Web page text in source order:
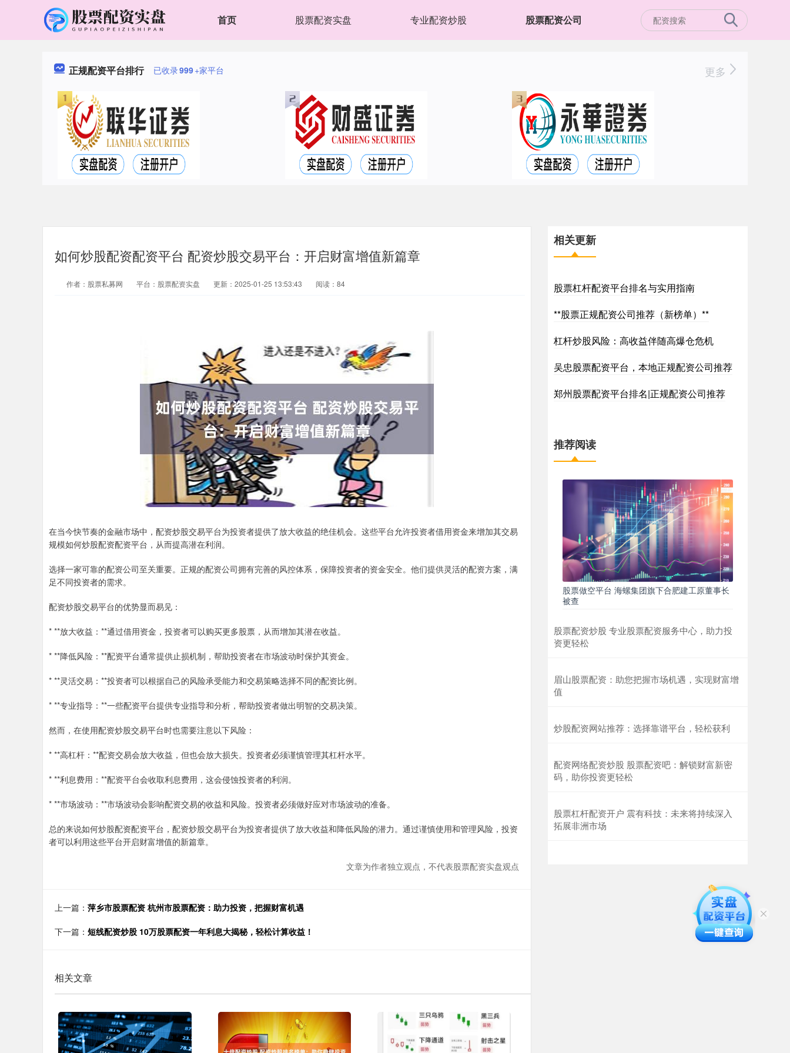
首页 股票配资实盘 专业配资炒股 股票配资公司
正规配资平台排行 已收录999+家平台 更多
如何炒股配资配资平台 配资炒股交易平台：开启财富增值新篇章
作者：股票私募网 平台：股票配资实盘 更新：2025-01-25 13:53:43 阅读：84
在当今快节奏的金融市场中，配资炒股交易平台为投资者提供了放大收益的绝佳机会。这些平台允许投资者借用资金来增加其交易
规模如何炒股配资配资平台，从而提高潜在利润。
选择一家可靠的配资公司至关重要。正规的配资公司拥有完善的风控体系，保障投资者的资金安全。他们提供灵活的配资方案，满
足不同投资者的需求。
配资炒股交易平台的优势显而易见：
* **放大收益：**通过借用资金，投资者可以购买更多股票，从而增加其潜在收益。
* **降低风险：**配资平台通常提供止损机制，帮助投资者在市场波动时保护其资金。
* **灵活交易：**投资者可以根据自己的风险承受能力和交易策略选择不同的配资比例。
* **专业指导：**一些配资平台提供专业指导和分析，帮助投资者做出明智的交易决策。
然而，在使用配资炒股交易平台时也需要注意以下风险：
* **高杠杆：**配资交易会放大收益，但也会放大损失。投资者必须谨慎管理其杠杆水平。
* **利息费用：**配资平台会收取利息费用，这会侵蚀投资者的利润。
* **市场波动：**市场波动会影响配资交易的收益和风险。投资者必须做好应对市场波动的准备。
总的来说如何炒股配资配资平台，配资炒股交易平台为投资者提供了放大收益和降低风险的潜力。通过谨慎使用和管理风险，投资
者可以利用这些平台开启财富增值的新篇章。
文章为作者独立观点，不代表股票配资实盘观点
上一篇： 萍乡市股票配资 杭州市股票配资：助力投资，把握财富机遇
下一篇： 短线配资炒股 10万股票配资一年利息大揭秘，轻松计算收益！
相关文章
相关更新
股票杠杆配资平台排名与实用指南
**股票正规配资公司推荐（新榜单）**
杠杆炒股风险：高收益伴随高爆仓危机
吴忠股票配资平台，本地正规配资公司推荐
郑州股票配资平台排名|正规配资公司推荐
推荐阅读
股票做空平台 海螺集团旗下合肥建工原董事长
被查
股票配资炒股 专业股票配资服务中心，助力投
资更轻松
眉山股票配资：助您把握市场机遇，实现财富增
值
炒股配资网站推荐：选择靠谱平台，轻松获利
配资网络配资炒股 股票配资吧：解锁财富新密
码，助你投资更轻松
股票杠杆配资开户 震有科技：未来将持续深入
拓展非洲市场